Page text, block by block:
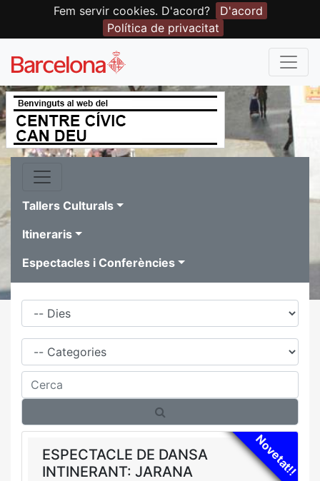
Fem servir cookies. D'acord?
D'acord
Política de privacitat
Tallers Culturals
Itineraris
Espectacles i Conferències
Dies
Família
Cerca
Novetat!!
ESPECTACLE DE DANSA
INTINERANT: JARANA